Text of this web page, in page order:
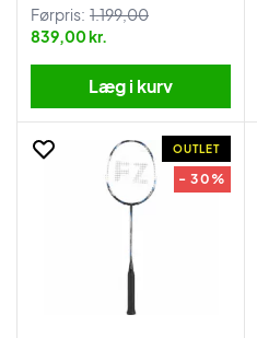
Førpris: 1.199,00
839,00 kr.
Læg i kurv
OUTLET
- 30%